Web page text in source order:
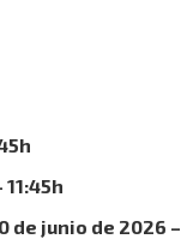
de junio de 2026 –